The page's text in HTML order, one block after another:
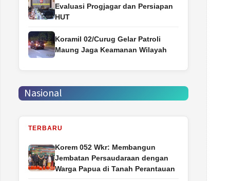
Evaluasi Progjagar dan Persiapan
HUT
Koramil 02/Curug Gelar Patroli
Maung Jaga Keamanan Wilayah
Nasional
TERBARU
Korem 052 Wkr: Membangun
Jembatan Persaudaraan dengan
Warga Papua di Tanah Perantauan